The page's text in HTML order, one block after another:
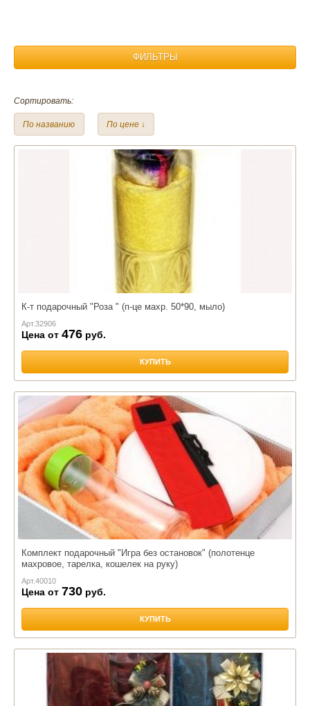
ФИЛЬТРЫ
Материал:
Махра
Сортировать:
По названию По цене ↓
К-т подарочный "Роза " (п-це махр. 50*90, мыло)
Арт.32906
Цена от 476 руб.
КУПИТЬ
Комплект подарочный "Игра без остановок" (полотенце
махровое, тарелка, кошелек на руку)
Арт.40010
Цена от 730 руб.
КУПИТЬ